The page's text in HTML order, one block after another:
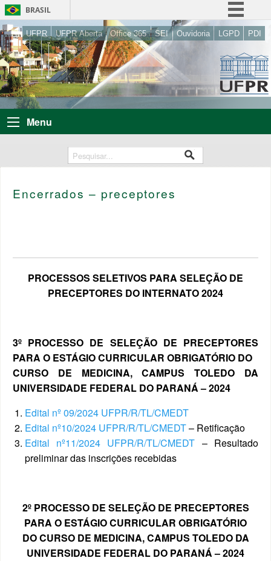
BRASIL
Simplifique!
Comunica BR
Participe
Acesso à informação
Legislação
UFPR UFPR Aberta Office 365 SEI Ouvidoria LGPD PDI
Menu
Encerrados – preceptores
PROCESSOS SELETIVOS PARA SELEÇÃO DE
PRECEPTORES DO INTERNATO 2024
3º PROCESSO DE SELEÇÃO DE PRECEPTORES
PARA O ESTÁGIO CURRICULAR OBRIGATÓRIO DO
CURSO DE MEDICINA, CAMPUS TOLEDO DA
UNIVERSIDADE FEDERAL DO PARANÁ – 2024
Edital nº 09/2024 UFPR/R/TL/CMEDT
Edital nº10/2024 UFPR/R/TL/CMEDT– Retificação
Edital nº11/2024 UFPR/R/TL/CMEDT – Resultado
preliminar das inscrições recebidas
2º PROCESSO DE SELEÇÃO DE PRECEPTORES
PARA O ESTÁGIO CURRICULAR OBRIGATÓRIO
DOCURSO DE MEDICINA, CAMPUS TOLEDO DA
UNIVERSIDADE FEDERAL DO PARANÁ –2024